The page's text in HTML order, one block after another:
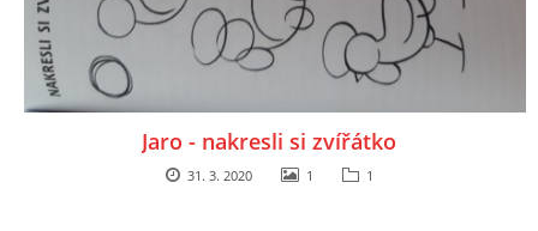
PÍSNĚ K TÉMATU LÉTO
BÁSNĚ K TÉMATU LÉTO
POHYBOVÉ AKTIVITY NA TÉMA LÉTO
Jaro - nakresli si zvířátko
31. 3. 2020 1 1